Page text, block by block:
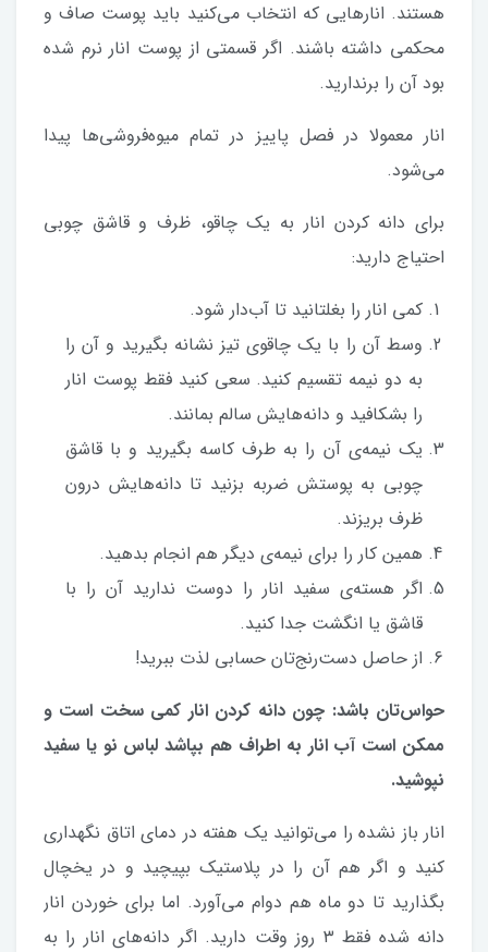
هستند. انارهایی که انتخاب می‌کنید باید پوست صاف و
محکمی داشته باشند. اگر قسمتی از پوست انار نرم شده
بود آن را برندارید.
انار معمولا در فصل پاییز در تمام میوه‌فروشی‌ها پیدا
می‌شود.
برای دانه کردن انار به یک چاقو، ظرف و قاشق چوبی
احتیاج دارید:
کمی انار را بغلتانید تا آب‌دار شود.
وسط آن را با یک چاقوی تیز نشانه بگیرید و آن را
به دو نیمه تقسیم کنید. سعی کنید فقط پوست انار
را بشکافید و دانه‌هایش سالم بمانند.
یک نیمه‌ی آن را به طرف کاسه بگیرید و با قاشق
چوبی به پوستش ضربه بزنید تا دانه‌هایش درون
ظرف بریزند.
همین کار را برای نیمه‌ی دیگر هم انجام بدهید.
اگر هسته‌ی سفید انار را دوست ندارید آن را با
قاشق یا انگشت جدا کنید.
از حاصل دست‌رنج‌تان حسابی لذت ببرید!
حواس‌تان باشد: چون دانه کردن انار کمی سخت است و
ممکن است آب انار به اطراف هم بپاشد لباس نو یا سفید
نپوشید.
انار باز نشده را می‌توانید یک هفته در دمای اتاق نگهداری
کنید و اگر هم آن را در پلاستیک بپیچید و در یخچال
بگذارید تا دو ماه هم دوام می‌آورد. اما برای خوردن انار
دانه شده فقط ۳ روز وقت دارید. اگر دانه‌های انار را به